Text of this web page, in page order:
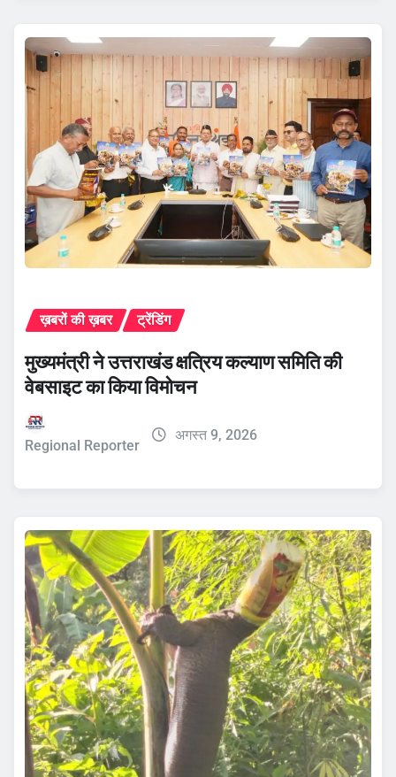
ख़बरों की ख़बर ट्रेंडिंग
मुख्यमंत्री ने उत्तराखंड क्षत्रिय कल्याण समिति की
वेबसाइट का किया विमोचन
Regional Reporter
अगस्त 9, 2026